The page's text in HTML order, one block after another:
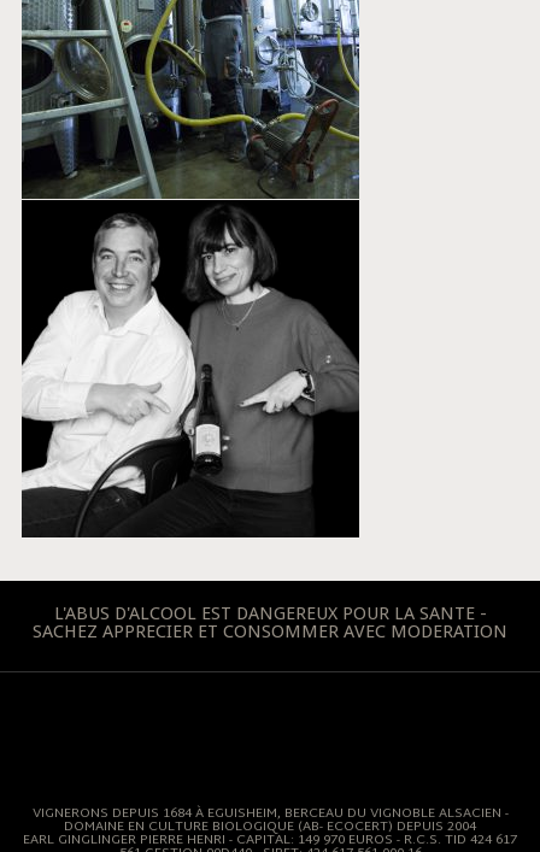
L'ABUS D'ALCOOL EST DANGEREUX POUR LA SANTE -
SACHEZ APPRECIER ET CONSOMMER AVEC MODERATION
VIGNERONS DEPUIS 1684 À EGUISHEIM, BERCEAU DU VIGNOBLE ALSACIEN -
DOMAINE EN CULTURE BIOLOGIQUE (AB- ECOCERT) DEPUIS 2004
EARL GINGLINGER PIERRE HENRI - CAPITAL: 149 970 EUROS - R.C.S. TID 424 617